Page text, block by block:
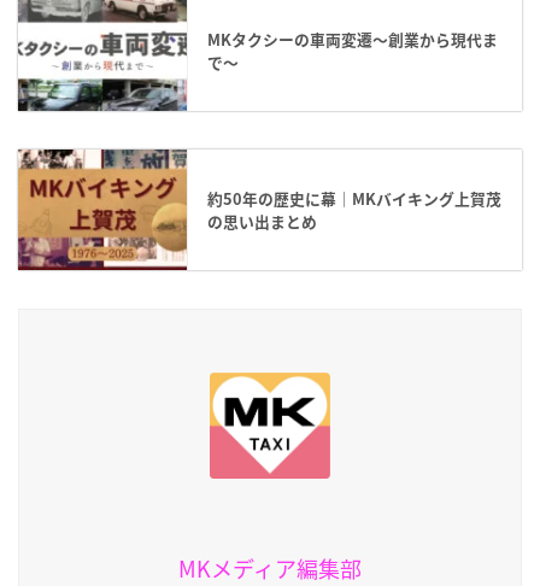
MKタクシーの車両変遷～創業から現代ま
で～
約50年の歴史に幕｜MKバイキング上賀茂
の思い出まとめ
MKメディア編集部